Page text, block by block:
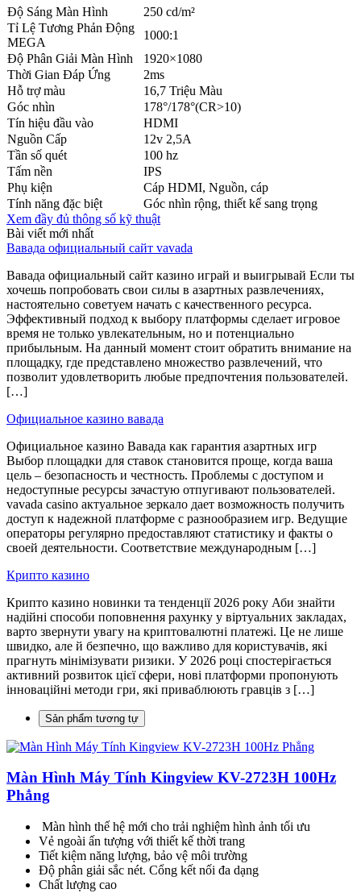
Độ Sáng Màn Hình
250 cd/m²
Tỉ Lệ Tương Phản Động
MEGA
1000:1
Độ Phân Giải Màn Hình
1920×1080
Thời Gian Đáp Ứng
2ms
Hỗ trợ màu
16,7 Triệu Màu
Góc nhìn
178°/178°(CR>10)
Tín hiệu đầu vào
HDMI
Nguồn Cấp
12v 2,5A
Tần số quét
100 hz
Tấm nền
IPS
Phụ kiện
Cáp HDMI, Nguồn, cáp
Tính năng đặc biệt
Góc nhìn rộng, thiết kế sang trọng
Xem đầy đủ thông số kỹ thuật
Bài viết mới nhất
Вавада официальный сайт vavada
Вавада официальный сайт казино играй и выигрывай Если ты
хочешь попробовать свои силы в азартных развлечениях,
настоятельно советуем начать с качественного ресурса.
Эффективный подход к выбору платформы сделает игровое
время не только увлекательным, но и потенциально
прибыльным. На данный момент стоит обратить внимание на
площадку, где представлено множество развлечений, что
позволит удовлетворить любые предпочтения пользователей.
[…]
Официальное казино вавада
Официальное казино Вавада как гарантия азартных игр
Выбор площадки для ставок становится проще, когда ваша
цель – безопасность и честность. Проблемы с доступом и
недоступные ресурсы зачастую отпугивают пользователей.
vavada casino актуальное зеркало дает возможность получить
доступ к надежной платформе с разнообразием игр. Ведущие
операторы регулярно предоставляют статистику и факты о
своей деятельности. Соответствие международным […]
Крипто казино
Крипто казино новинки та тенденції 2026 року Аби знайти
надійні способи поповнення рахунку у віртуальних закладах,
варто звернути увагу на криптовалютні платежі. Це не лише
швидко, але й безпечно, що важливо для користувачів, які
прагнуть мінімізувати ризики. У 2026 році спостерігається
активний розвиток цієї сфери, нові платформи пропонують
інноваційні методи гри, які приваблюють гравців з […]
Sản phẩm tương tự
Màn Hình Máy Tính Kingview KV-2723H 100Hz
Phẳng
Màn hình thế hệ mới cho trải nghiệm hình ảnh tối ưu
Vẻ ngoài ấn tượng với thiết kế thời trang
Tiết kiệm năng lượng, bảo vệ môi trường
Độ phân giải sắc nét. Cổng kết nối đa dạng
Chất lượng cao